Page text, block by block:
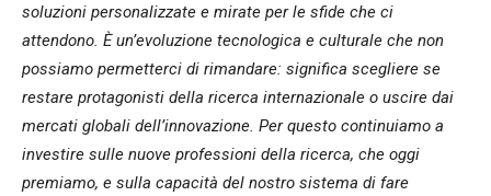
soluzioni personalizzate e mirate per le sfide che ci
attendono. È un’evoluzione tecnologica e culturale che non
possiamo permetterci di rimandare: significa scegliere se
restare protagonisti della ricerca internazionale o uscire dai
mercati globali dell’innovazione. Per questo continuiamo a
investire sulle nuove professioni della ricerca, che oggi
premiamo, e sulla capacità del nostro sistema di fare